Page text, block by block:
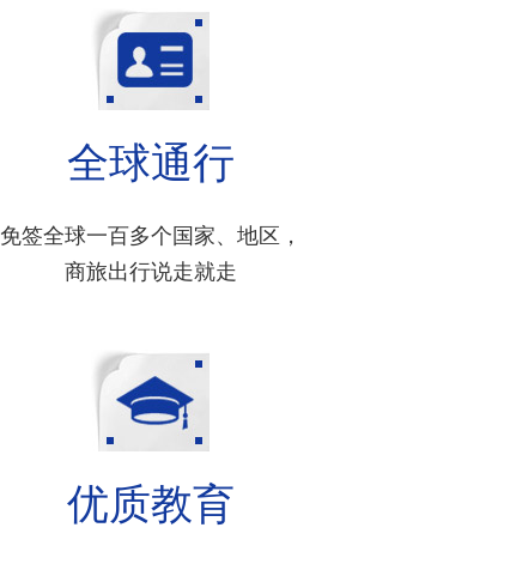
全球通行
免签全球一百多个国家、地区，
商旅出行说走就走
优质教育